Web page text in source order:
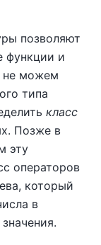
позволяют
функции и
не можем
типа
класс
Позже в
эту
операторов
который
в